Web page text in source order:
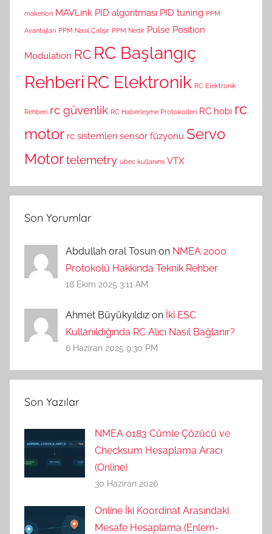
makerion MAVLink PID algoritması PID tuning PPM
Avantajları PPM Nasıl Çalışır PPM Nedir Pulse Position
Modulation RC RC Başlangıç
Rehberi RC Elektronik RC Elektronik
Rehberi rc güvenlik RC Haberleşme Protokolleri RC hobi rc
motor rc sistemleri sensör füzyonu Servo
Motortelemetry ubec kullanımı VTX
Son Yorumlar
Abdullah oral Tosun on NMEA 2000
Protokolü Hakkında Teknik Rehber
18 Ekim 2025 3:11 AM
Ahmet Büyükyıldız on İki ESC
Kullanıldığında RC Alıcı Nasıl Bağlanır?
6 Haziran 2025 9:30 PM
Son Yazılar
NMEA 0183 Cümle Çözücü ve
Checksum Hesaplama Aracı
(Online)
30 Haziran 2026
Online İki Koordinat Arasındaki
Mesafe Hesaplama (Enlem-